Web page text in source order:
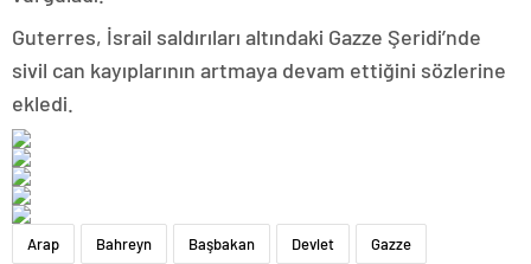
Guterres, İsrail saldırıları altındaki Gazze Şeridi’nde
sivil can kayıplarının artmaya devam ettiğini sözlerine
ekledi.
Arap Bahreyn Başbakan Devlet Gazze